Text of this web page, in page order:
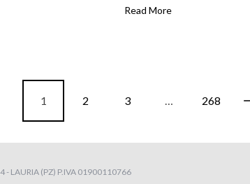
Read More
1 2 3 268
- LAURIA (PZ) P.IVA 01900110766